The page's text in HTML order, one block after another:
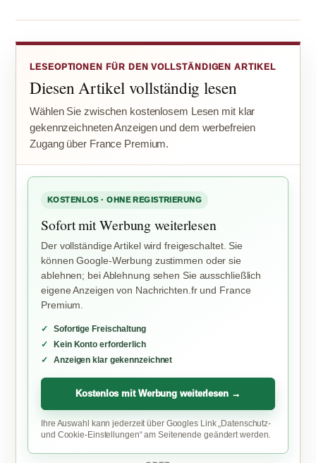
LESEOPTIONEN FÜR DEN VOLLSTÄNDIGEN ARTIKEL
Diesen Artikel vollständig lesen
Wählen Sie zwischen kostenlosem Lesen mit klar
gekennzeichneten Anzeigen und dem werbefreien
Zugang über France Premium.
KOSTENLOS · OHNE REGISTRIERUNG
Sofort mit Werbung weiterlesen
Der vollständige Artikel wird freigeschaltet. Sie
können Google-Werbung zustimmen oder sie
ablehnen; bei Ablehnung sehen Sie ausschließlich
eigene Anzeigen von Nachrichten.fr und France
Premium.
Sofortige Freischaltung
Kein Konto erforderlich
Anzeigen klar gekennzeichnet
Kostenlos mit Werbung weiterlesen →
Ihre Auswahl kann jederzeit über Googles Link „Datenschutz-
und Cookie-Einstellungen“ am Seitenende geändert werden.